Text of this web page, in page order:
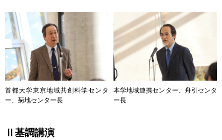
首都大学東京地域共創科学センタ
ー、菊地センター長
本学地域連携センター、舟引センタ
ー長
Ⅱ基調講演